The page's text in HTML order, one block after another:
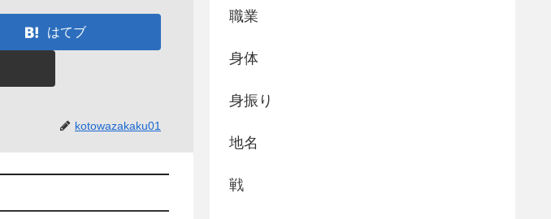
はてブ
kotowazakaku01
職業
身体
身振り
地名
戦